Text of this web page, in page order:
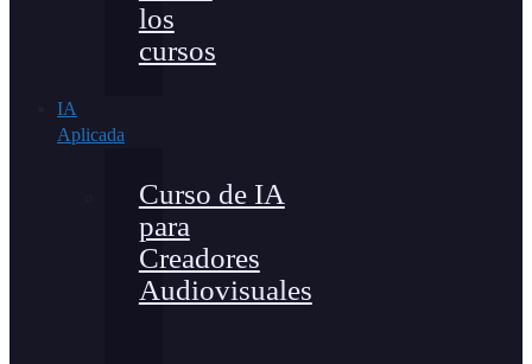
los
cursos
IA
Aplicada
Curso de IA
para
Creadores
Audiovisuales